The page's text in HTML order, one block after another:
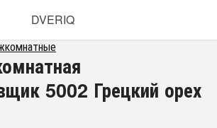
DVERIQ
5002 Грецкий орех